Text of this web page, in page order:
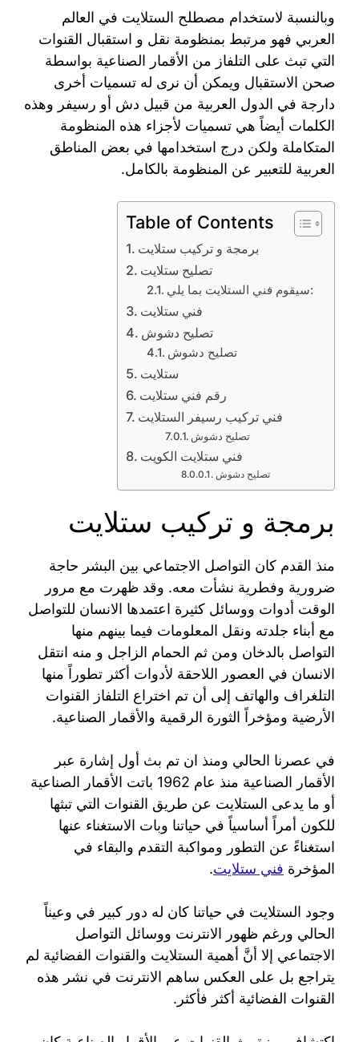
وبالنسبة لاستخدام مصطلح الستلايت في العالم
العربي فهو مرتبط بمنظومة نقل و استقبال القنوات
التي تبث على التلفاز من الأقمار الصناعية بواسطة
صحن الاستقبال ويمكن أن نرى له تسميات أخرى
دارجة في الدول العربية من قبيل دش أو رسيفر وهذه
الكلمات أيضاً هي تسميات لأجزاء هذه المنظومة
المتكاملة ولكن درج استخدامها في بعض المناطق
العربية للتعبير عن المنظومة بالكامل.
Table of Contents
برمجة و تركيب ستلايت
تصليح ستلايت
سيقوم فني الستلايت بما يلي:
فني ستلايت
تصليح دشوش
تصليح دشوش
ستلايت
رقم فني ستلايت
فني تركيب رسيفر الستلايت
تصليح دشوش
فني ستلايت الكويت
تصليح دشوش
برمجة و تركيب ستلايت
منذ القدم كان التواصل الاجتماعي بين البشر حاجة
ضرورية وفطرية نشأت معه. وقد ظهرت مع مرور
الوقت أدوات ووسائل كثيرة اعتمدها الانسان للتواصل
مع أبناء جلدته ونقل المعلومات فيما بينهم منها
التواصل بالدخان ومن ثم الحمام الزاجل و منه انتقل
الانسان في العصور اللاحقة لأدوات أكثر تطوراً منها
التلغراف والهاتف إلى أن تم اختراع التلفاز القنوات
الأرضية ومؤخراً الثورة الرقمية والأقمار الصناعية.
في عصرنا الحالي ومنذ ان تم بث أول إشارة عبر
الأقمار الصناعية منذ عام 1962 باتت الأقمار الصناعية
أو ما يدعى الستلايت عن طريق القنوات التي تبثها
للكون أمراً أساسياً في حياتنا وبات الاستغناء عنها
استغناءً عن التطور ومواكبة التقدم والبقاء في
المؤخرة فني ستلايت.
وجود الستلايت في حياتنا كان له دور كبير في وعيناً
الحالي ورغم ظهور الانترنت ووسائل التواصل
الاجتماعي إلا أنَّ أهمية الستلايت والقنوات الفضائية لم
يتراجع بل على العكس ساهم الانترنت في نشر هذه
القنوات الفضائية أكثر فأكثر.